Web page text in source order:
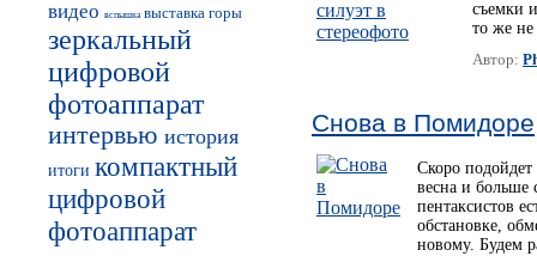
видео вспышка выставка горы
зеркальный
цифровой
фотоаппарат
интервью история
итоги компактный
цифровой
фотоаппарат
съемки
то же не
Автор:
Снова в Помидоре
Скоро
весна и больше
пентаксистов
обстановке,
новому. Будем